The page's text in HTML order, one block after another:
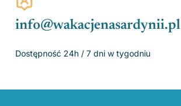
info@wakacjenasardynii.pl
Dostępność 24h / 7 dni w tygodniu